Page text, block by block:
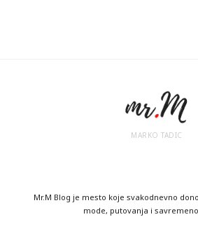
MARKO TADIC
Mr.M Blog je mesto koje svakodnevno
mode, putovanja i